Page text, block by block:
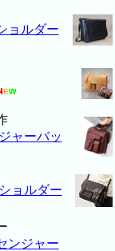
ョルダー
ャーバッ
ョルダー
ンジャー